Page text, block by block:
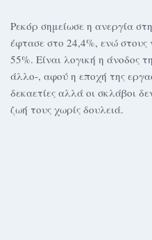
Ρεκόρ σημείωσε η ανεργία
έφτασε στο 24,4%, ενώ στους
55%. Είναι λογική η άνοδος
άλλο-, αφού η εποχή της
δεκαετίες αλλά οι σκλάβοι
ζωή τους χωρίς δουλειά.